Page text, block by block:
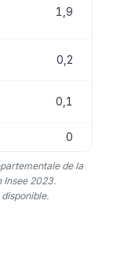
1,9
0,2
0,1
0
de la
Insee 2023.